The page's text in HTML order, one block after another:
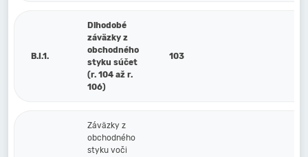
B.I.1.
Dlhodobé
záväzky z
obchodného
styku súčet
(r. 104 až r.
106)
103
Záväzky z
obchodného
styku voči